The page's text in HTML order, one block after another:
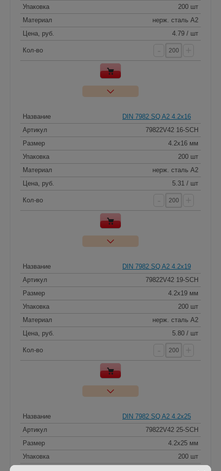
Упаковка
200 шт
Материал
нерж. сталь A2
Цена, руб.
4.79 / шт
Кол-во
Название
DIN 7982 SQ A2 4.2x16
Артикул
79822V42 16-SCH
Размер
4.2x16 мм
Упаковка
200 шт
Материал
нерж. сталь A2
Цена, руб.
5.31 / шт
Кол-во
Название
DIN 7982 SQ A2 4.2x19
Артикул
79822V42 19-SCH
Размер
4.2x19 мм
Упаковка
200 шт
Материал
нерж. сталь A2
Цена, руб.
5.80 / шт
Кол-во
Название
DIN 7982 SQ A2 4.2x25
Артикул
79822V42 25-SCH
Размер
4.2x25 мм
Упаковка
200 шт